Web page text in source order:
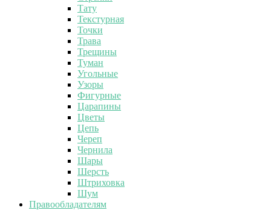
Тату
Текстурная
Точки
Трава
Трещины
Туман
Угольные
Узоры
Фигурные
Царапины
Цветы
Цепь
Череп
Чернила
Шары
Шерсть
Штриховка
Шум
Правообладателям